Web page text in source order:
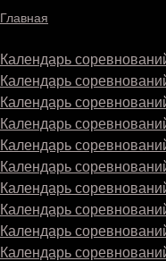
Главная
Календарь
Календарь
Календарь
Календарь
Календарь
Календарь
Календарь
Календарь
Календарь
Календарь